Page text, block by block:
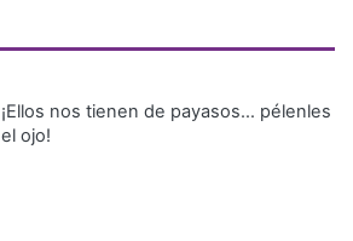
¡Ellos nos tienen de payasos… pélenles
el ojo!